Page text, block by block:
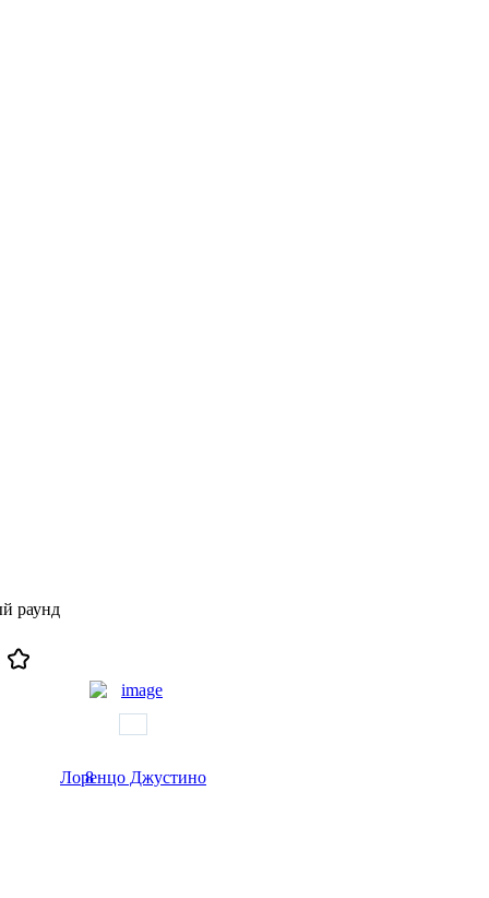
раунд
8
Лоренцо Джустино